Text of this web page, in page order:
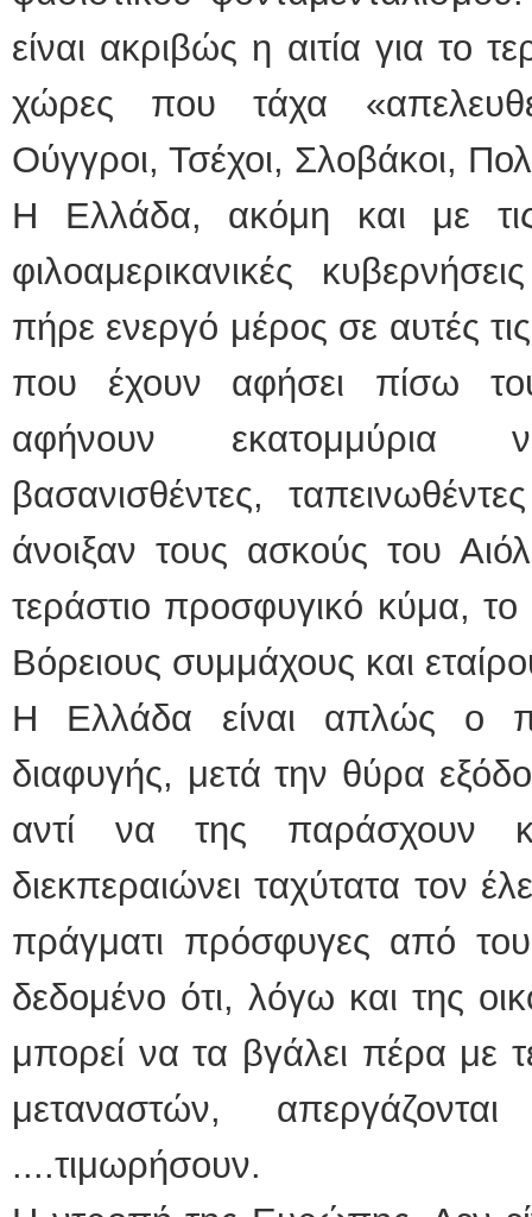
είναι ακριβώς η αιτία για το
χώρες που τάχα
Ούγγροι, Τσέχοι, Σλοβάκοι,
Η Ελλάδα, ακόμη και με τις
φιλοαμερικανικές
πήρε ενεργό μέρος σε αυτές τις
που έχουν αφήσει πίσω
αφήνουν εκατομμύρια
βασανισθέντες,
άνοιξαν τους ασκούς του
τεράστιο προσφυγικό κύμα,
Βόρειους συμμάχους και
Η Ελλάδα είναι απλώς ο
διαφυγής, μετά την θύρα
αντί να της παράσχουν
διεκπεραιώνει ταχύτατα τον
πράγματι πρόσφυγες από
δεδομένο ότι, λόγω και της
μπορεί να τα βγάλει πέρα με
μεταναστών,
....τιμωρήσουν.